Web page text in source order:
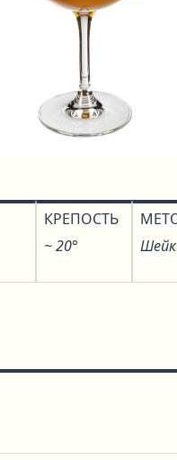
КРЕПОСТЬ
~ 20°
Шейк